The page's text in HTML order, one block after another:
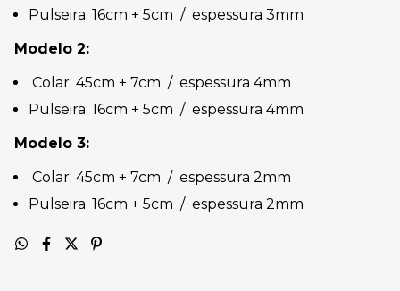
Pulseira: 16cm + 5cm / espessura 3mm
Modelo 2:
Colar: 45cm + 7cm / espessura 4mm
Pulseira: 16cm + 5cm / espessura 4mm
Modelo 3:
Colar: 45cm + 7cm / espessura 2mm
Pulseira: 16cm + 5cm / espessura 2mm